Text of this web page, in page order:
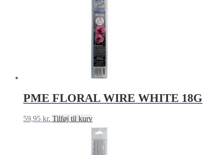
PME FLORAL WIRE WHITE 18G
59,95 kr. Tilføj til kurv